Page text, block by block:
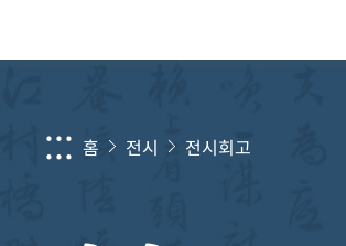
::: 홈 전시 전시회고